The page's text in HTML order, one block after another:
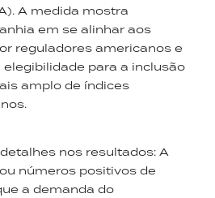
A medida mostra
em se alinhar aos
reguladores americanos e
para a inclusão
amplo de índices
nos resultados: A
números positivos de
a demanda do